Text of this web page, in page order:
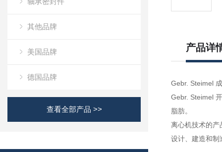
其他品牌
美国品牌
德国品牌
查看全部产品 >>
产品详
Gebr. Steimel
Gebr. Steimel
脂肪。
离心机技术的产
设计、建造和制